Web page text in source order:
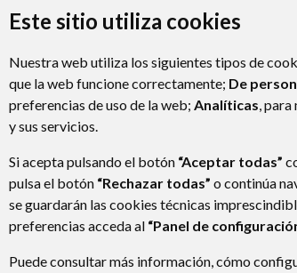
Este sitio utiliza cookies
Nuestra web utiliza los siguientes tipos de
que la web funcione correctamente; De
preferencias de uso de la web; Analíticas,
y sus servicios.
Si acepta pulsando el botón “Aceptar todas”
pulsa el botón “Rechazar todas” o continúa
se guardarán las cookies técnicas
preferencias acceda al “Panel de
Puede consultar más información, cómo